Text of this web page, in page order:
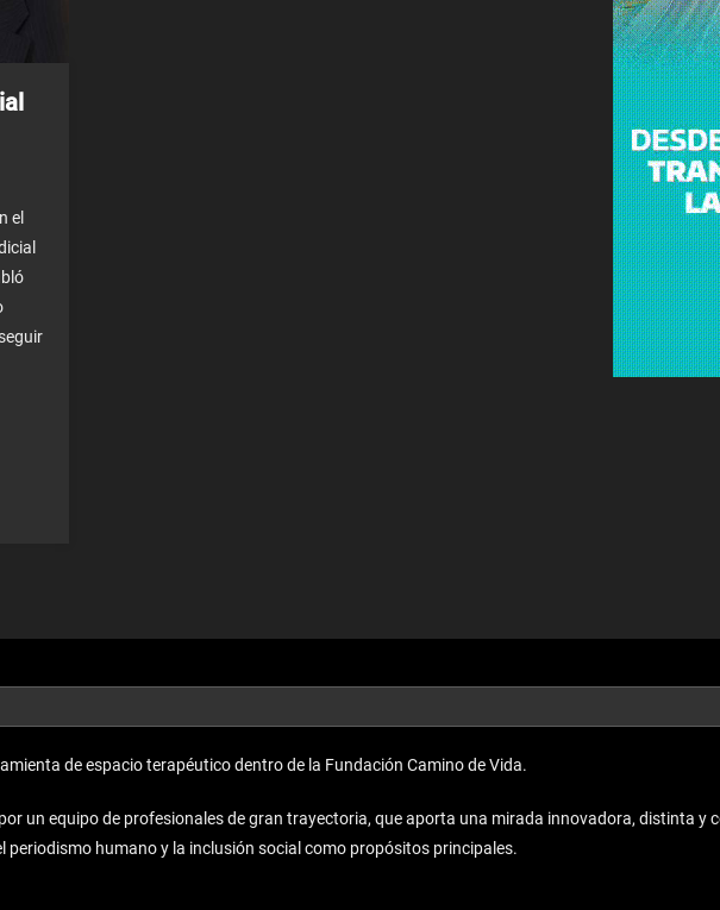
el
de espacio terapéutico dentro de la Fundación Camino de Vida.
un equipo de profesionales de gran trayectoria, que aporta una mirada innovadora, distinta y
periodismo humano y la inclusión social como propósitos principales.